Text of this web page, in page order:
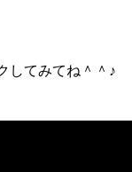
してみてね＾＾♪